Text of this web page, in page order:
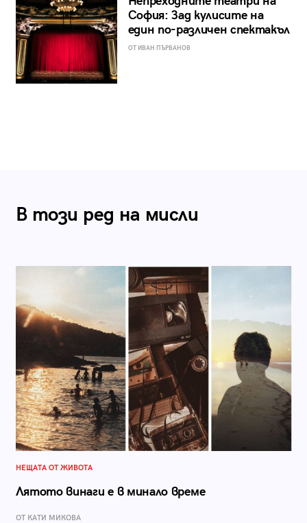
София: Зад кулисите на
един по-различен спектакъл
ОТ ИВАН ПЪРВАНОВ
В този ред на мисли
НЕЩАТА ОТ ЖИВОТА
Лятото винаги е в минало време
ОТ КАТИ МИКОВА